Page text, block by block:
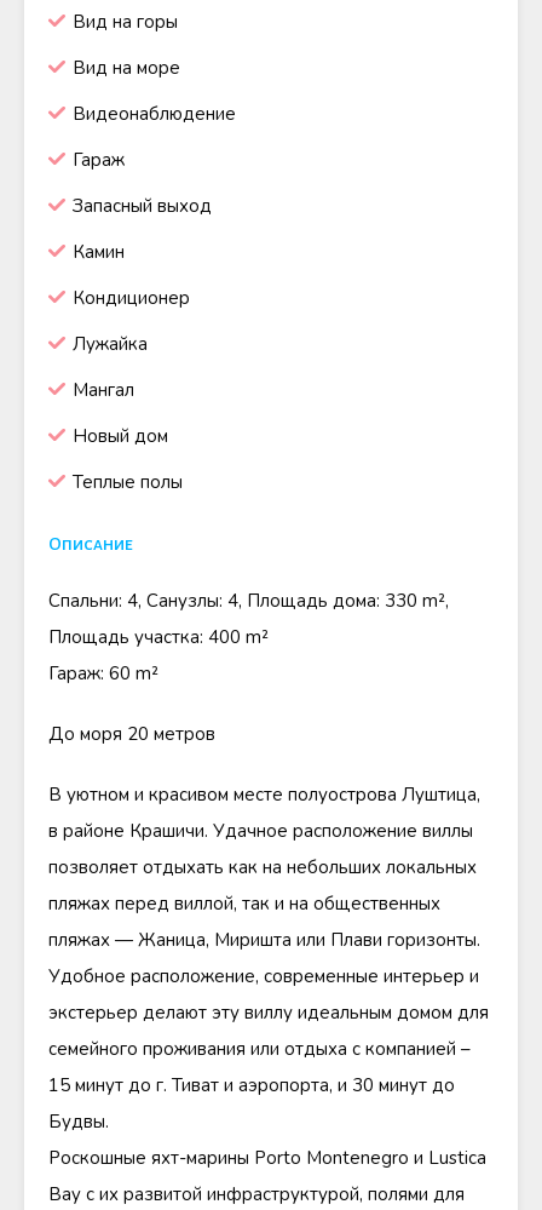
Вид на горы
Вид на море
Видеонаблюдение
Гараж
Запасный выход
Камин
Кондиционер
Лужайка
Мангал
Новый дом
Теплые полы
Описание
Спальни: 4, Санузлы: 4, Площадь дома: 330 m²,
Площадь участка: 400 m²
Гараж: 60 m²
До моря 20 метров
В уютном и красивом месте полуострова Луштица,
в районе Крашичи. Удачное расположение виллы
позволяет отдыхать как на небольших локальных
пляжах перед виллой, так и на общественных
пляжах — Жаница, Миришта или Плави горизонты.
Удобное расположение, современные интерьер и
экстерьер делают эту виллу идеальным домом для
семейного проживания или отдыха с компанией –
15 минут до г. Тиват и аэропорта, и 30 минут до
Будвы.
Роскошные яхт-марины Porto Montenegro и Lustica
Bay с их развитой инфраструктурой, полями для